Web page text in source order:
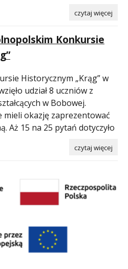
czytaj więcej
Konkursie
Historycznym „Krąg” w
udział 8 uczniów z
w Bobowej.
mieli okazję zaprezentować
Aż 15 na 25 pytań dotyczyło
czytaj więcej